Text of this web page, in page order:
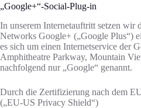
„Google+“-Social-Plug-in
In unserem Internetauftritt setzen wir
Networks Google+ („Google Plus“)
es sich um einen Internetservice der
Amphitheatre Parkway, Mountain
nachfolgend nur „Google“ genannt.
Durch die Zertifizierung nach dem
(„EU-US Privacy Shield“)